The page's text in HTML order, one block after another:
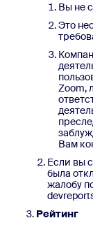
Вы не
Это
Zoom,
Вам
Если вы
была
жалобу
Рейтинг